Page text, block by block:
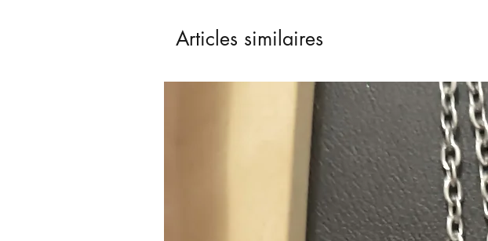
Articles similaires